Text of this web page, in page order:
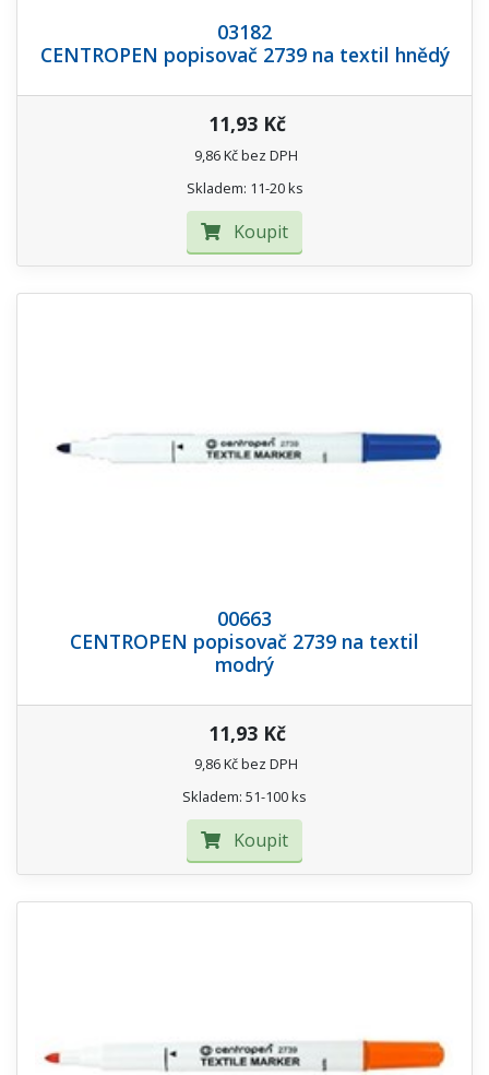
03182
CENTROPEN popisovač 2739 na textil hnědý
11,93 Kč
9,86 Kč bez DPH
Skladem: 11-20 ks
Koupit
00663
CENTROPEN popisovač 2739 na textil
modrý
11,93 Kč
9,86 Kč bez DPH
Skladem: 51-100 ks
Koupit